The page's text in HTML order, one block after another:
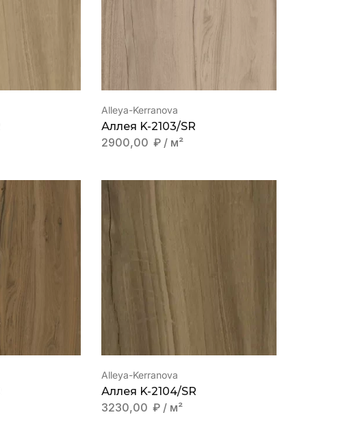
Alleya-Kerranova
Аллея K-2103/SR
2900,00 ₽ / м²
Alleya-Kerranova
Аллея K-2104/SR
3230,00 ₽ / м²